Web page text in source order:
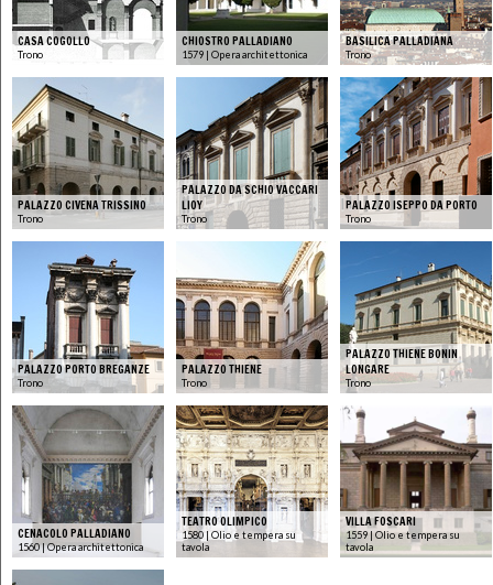
CASA COGOLLO
Trono
CHIOSTRO PALLADIANO
1579 | Opera architettonica
BASILICA PALLADIANA
Trono
PALAZZO CIVENA TRISSINO
Trono
PALAZZO DA SCHIO VACCARI
LIOY
Trono
PALAZZO ISEPPO DA PORTO
Trono
PALAZZO PORTO BREGANZE
Trono
PALAZZO THIENE
Trono
PALAZZO THIENE BONIN
LONGARE
Trono
CENACOLO PALLADIANO
1560 | Opera architettonica
TEATRO OLIMPICO
1580 | Olio e tempera su
tavola
VILLA FOSCARI
1559 | Olio e tempera su
tavola